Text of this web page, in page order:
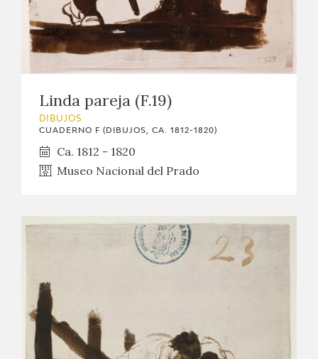
Linda pareja (F.19)
DIBUJOS
CUADERNO F (DIBUJOS, CA. 1812-1820)
Ca. 1812 - 1820
Museo Nacional del Prado